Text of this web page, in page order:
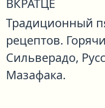
ВКРАТЦЕ
Традиционный
рецептов.
Сильверадо,
Мазафака.